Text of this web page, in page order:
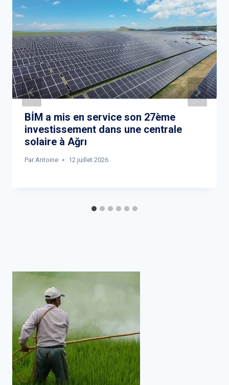
BİM a mis en service son 27ème
investissement dans une centrale
solaire à Ağrı
Par Antoine 12 juillet 2026